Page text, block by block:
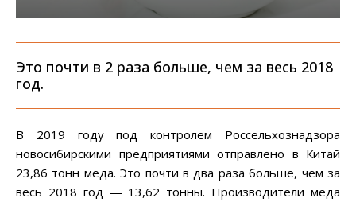
Это почти в 2 раза больше, чем за весь 2018
год.
В 2019 году под контролем Россельхознадзора
новосибирскими предприятиями отправлено в Китай
23,86 тонн меда. Это почти в два раза больше, чем за
весь 2018 год — 13,62 тонны. Производители меда